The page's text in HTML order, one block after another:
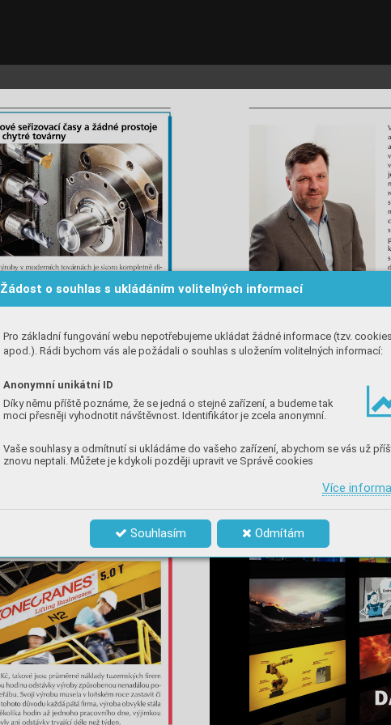
Žádost o souhlas s ukládáním volitelných informací
Pro základní fungování webu nepotřebujeme ukládat žádné informace (tzv.
apod.). Rádi bychom vás ale požádali o souhlas s uložením volitelných informací:
Anonymní unikátní ID
Díky němu příště poznáme, že se jedná o stejné zařízení, a budeme tak
moci přesněji vyhodnotit návštěvnost. Identifikátor je zcela anonymní.
Vaše souhlasy a odmítnutí si ukládáme do vašeho zařízení, abychom se vás už
znovu neptali. Můžete je kdykoli později upravit ve Správě cookies
Více
Souhlasím Odmítám